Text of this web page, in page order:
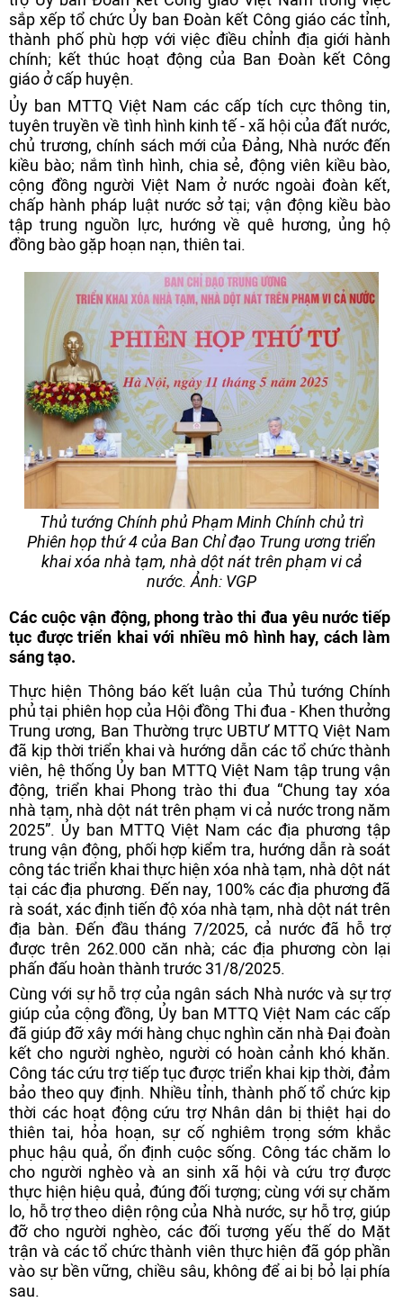
sắp xếp tổ chức Ủy ban Đoàn kết Công giáo các tỉnh,
thành phố phù hợp với việc điều chỉnh địa giới hành
chính; kết thúc hoạt động của Ban Đoàn kết Công
giáo ở cấp huyện.
Ủy ban MTTQ Việt Nam các cấp tích cực thông tin,
tuyên truyền về tình hình kinh tế - xã hội của đất nước,
chủ trương, chính sách mới của Đảng, Nhà nước đến
kiều bào; nắm tình hình, chia sẻ, động viên kiều bào,
cộng đồng người Việt Nam ở nước ngoài đoàn kết,
chấp hành pháp luật nước sở tại; vận động kiều bào
tập trung nguồn lực, hướng về quê hương, ủng hộ
đồng bào gặp hoạn nạn, thiên tai.
Thủ tướng Chính phủ Phạm Minh Chính chủ trì
Phiên họp thứ 4 của Ban Chỉ đạo Trung ương triển
khai xóa nhà tạm, nhà dột nát trên phạm vi cả
nước. Ảnh: VGP
Các cuộc vận động, phong trào thi đua yêu nước tiếp
tục được triển khai với nhiều mô hình hay, cách làm
sáng tạo.
Thực hiện Thông báo kết luận của Thủ tướng Chính
phủ tại phiên họp của Hội đồng Thi đua - Khen thưởng
Trung ương, Ban Thường trực UBTƯ MTTQ Việt Nam
đã kịp thời triển khai và hướng dẫn các tổ chức thành
viên, hệ thống Ủy ban MTTQ Việt Nam tập trung vận
động, triển khai Phong trào thi đua “Chung tay xóa
nhà tạm, nhà dột nát trên phạm vi cả nước trong năm
2025”. Ủy ban MTTQ Việt Nam các địa phương tập
trung vận động, phối hợp kiểm tra, hướng dẫn rà soát
công tác triển khai thực hiện xóa nhà tạm, nhà dột nát
tại các địa phương. Đến nay, 100% các địa phương đã
rà soát, xác định tiến độ xóa nhà tạm, nhà dột nát trên
địa bàn. Đến đầu tháng 7/2025, cả nước đã hỗ trợ
được trên 262.000 căn nhà; các địa phương còn lại
phấn đấu hoàn thành trước 31/8/2025.
Cùng với sự hỗ trợ của ngân sách Nhà nước và sự trợ
giúp của cộng đồng, Ủy ban MTTQ Việt Nam các cấp
đã giúp đỡ xây mới hàng chục nghìn căn nhà Đại đoàn
kết cho người nghèo, người có hoàn cảnh khó khăn.
Công tác cứu trợ tiếp tục được triển khai kịp thời, đảm
bảo theo quy định. Nhiều tỉnh, thành phố tổ chức kịp
thời các hoạt động cứu trợ Nhân dân bị thiệt hại do
thiên tai, hỏa hoạn, sự cố nghiêm trọng sớm khắc
phục hậu quả, ổn định cuộc sống. Công tác chăm lo
cho người nghèo và an sinh xã hội và cứu trợ được
thực hiện hiệu quả, đúng đối tượng; cùng với sự chăm
lo, hỗ trợ theo diện rộng của Nhà nước, sự hỗ trợ, giúp
đỡ cho người nghèo, các đối tượng yếu thế do Mặt
trận và các tổ chức thành viên thực hiện đã góp phần
vào sự bền vững, chiều sâu, không để ai bị bỏ lại phía
sau.